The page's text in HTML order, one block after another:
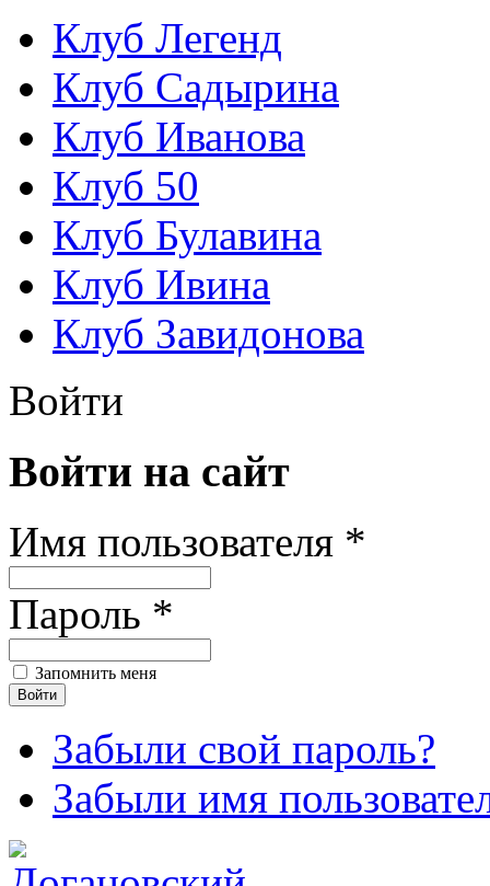
Клуб Легенд
Клуб Садырина
Клуб Иванова
Клуб 50
Клуб Булавина
Клуб Ивина
Клуб Завидонова
Войти
Войти на сайт
Имя пользователя *
Пароль *
Запомнить меня
Забыли свой пароль?
Забыли имя